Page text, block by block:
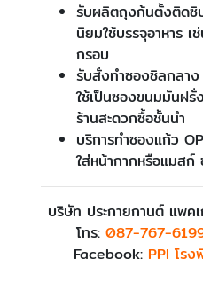
รับผลิตถุงก้นตั้งติดซิ
นิยมใช้บรรจุอาหาร
กรอบ
รับสั่งทำซองซิลกลา
ใช้เป็นซองขนมมันฝ
ร้านสะดวกซื้อชั้นนำ
บริการทำซองแก้ว
ใส่หน้ากากหรือแมสก์
บริษัท ประกายกานต์ แพค
โทร: 087-767-
Facebook: PPI โร